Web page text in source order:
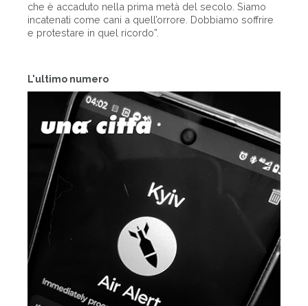
L'ultimo numero
che è accaduto nella prima metà del secolo. Siamo
incatenati come cani a quell’orrore. Dobbiamo soffrire
e protestare in quel ricordo”.